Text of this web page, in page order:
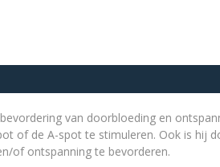
van doorbloeding en
of de A-spot te stimuleren. Ook is hij
of ontspanning te bevorderen.